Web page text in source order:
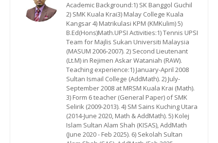
Academic Background:1) SK Banggol Guchil
2) SMK Kuala Krai3) Malay College Kuala
Kangsar 4) Matrikulasi KPM (KMKulim) 5)
B.Ed(Hons)Math.UPSI Activities:1) Tennis UPSI
Team for Majlis Sukan Universiti Malaysia
(MASUM 2006-2007). 2) Second Lieutenant
(Lt.M) in Rejimen Askar Wataniah (RAW).
Teaching experience:1) January-April 2008
Sultan Ismail College (AddMath). 2) July-
September 2008 at MRSM Kuala Krai (Math).
3) Form 6 teacher (General Paper) of SMK
Selirik (2009-2013). 4) SM Sains Kuching Utara
(2014-June 2020, Math & AddMath). 5) Kolej
Islam Sultan Alam Shah (KISAS), AddMath
(June 2020 - Feb 2025). 6) Sekolah Sultan